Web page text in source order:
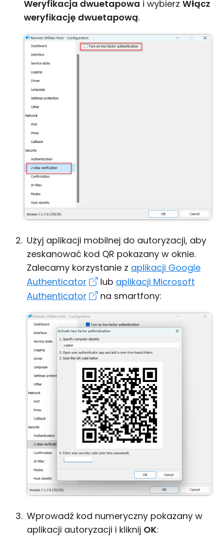
Weryfikacja dwuetapowa i wybierz Włącz
weryfikację dwuetapową.
Użyj aplikacji mobilnej do autoryzacji, aby
zeskanować kod QR pokazany w oknie.
Zalecamy korzystanie z aplikacji Google
Authenticator
lub aplikacji Microsoft
Authenticator
na smartfony:
Wprowadź kod numeryczny pokazany w
aplikacji autoryzacji i kliknij OK: